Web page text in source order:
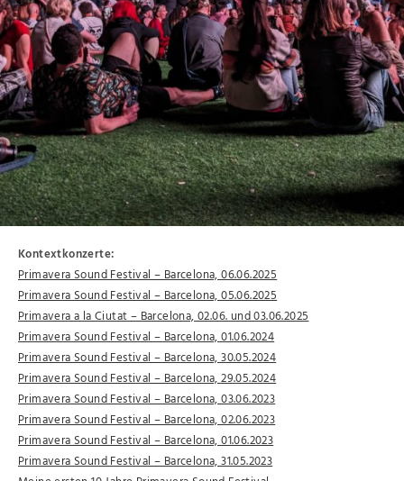
Kontextkonzerte:
Primavera Sound Festival – Barcelona, 06.06.2025
Primavera Sound Festival – Barcelona, 05.06.2025
Primavera a la Ciutat – Barcelona, 02.06. und 03.06.2025
Primavera Sound Festival – Barcelona, 01.06.2024
Primavera Sound Festival – Barcelona, 30.05.2024
Primavera Sound Festival – Barcelona, 29.05.2024
Primavera Sound Festival – Barcelona, 03.06.2023
Primavera Sound Festival – Barcelona, 02.06.2023
Primavera Sound Festival – Barcelona, 01.06.2023
Primavera Sound Festival – Barcelona, 31.05.2023